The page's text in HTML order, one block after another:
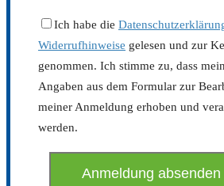
Ich habe die
Widerrufhinweise gelesen und zur
genommen. Ich stimme zu, dass
Angaben aus dem Formular zur
meiner Anmeldung erhoben und
werden.